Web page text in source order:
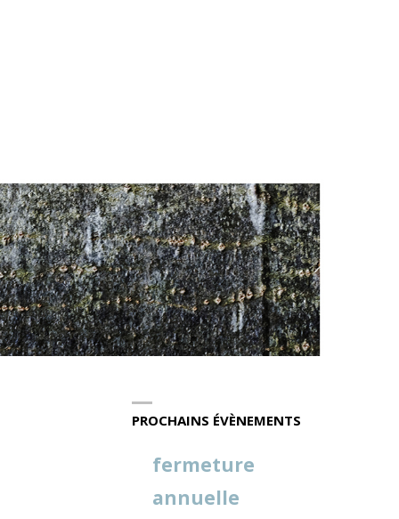
PROCHAINS ÉVÈNEMENTS
fermeture
annuelle